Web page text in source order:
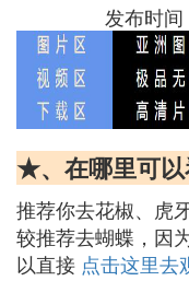
发布时
★、在哪里可以
推荐你去花椒、虎
较推荐去蝴蝶，因
以直接 点击这里去